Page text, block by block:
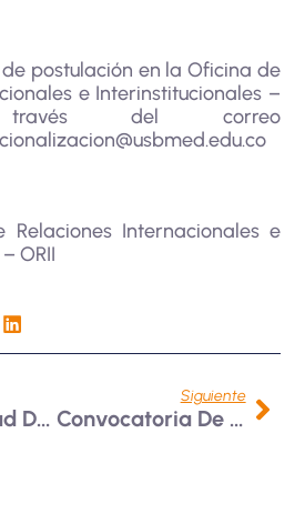
postulación en la Oficina de
e Interinstitucionales –
del correo
Relaciones Internacionales e
ORII
La Universidad De San Martín Porres En Perú Abre Convocatoria De Intercambio 01-2025
Siguiente
Convocatoria De Intercambio En Bucaramanga